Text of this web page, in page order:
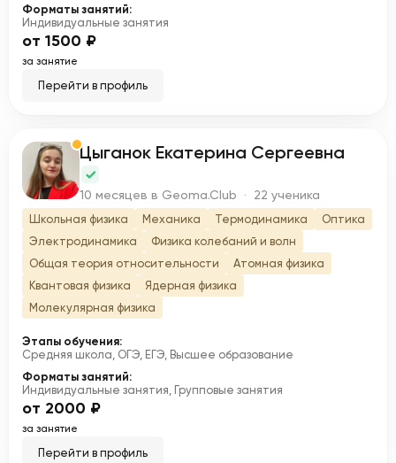
Форматы занятий:
Индивидуальные занятия
от 1500 ₽
за занятие
Перейти в профиль
Ц Цыганок Екатерина Сергеевна
10 месяцев в Geoma.Club · 22 ученика
Школьная физика Механика Термодинамика
Оптика
Электродинамика
Физика колебаний и волн
Общая теория относительности
Атомная физика
Квантовая физика
Ядерная физика
Молекулярная физика
Этапы обучения:
Средняя школа, ОГЭ, ЕГЭ, Высшее образование
Форматы занятий:
Индивидуальные занятия, Групповые занятия
от 2000 ₽
за занятие
Перейти в профиль